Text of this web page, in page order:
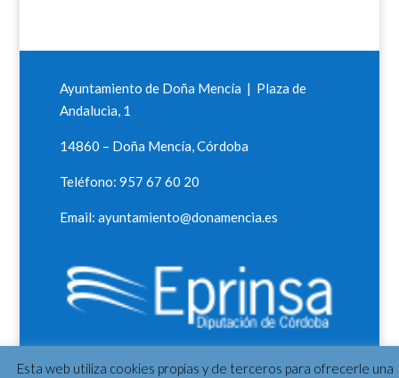
Ayuntamiento de Doña Mencía | Plaza de
Andalucia, 1
14860 – Doña Mencía, Córdoba
Teléfono: 957 67 60 20
Email: ayuntamiento@donamencia.es
Esta web utiliza cookies propias y de terceros para ofrecerle una